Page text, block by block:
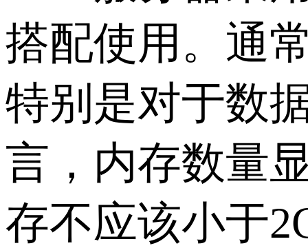
搭配使用。通
特别是对于数
言，内存数量
存不应该小于